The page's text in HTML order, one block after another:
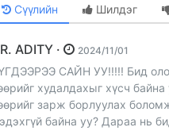
Сүүлийн Шилдэг
DR. ADITY · 2024/11/01
САЙН УУ!!!!! Бид
худалдахыг хүсч
зарж борлуулах
байна уу? Дараа нь